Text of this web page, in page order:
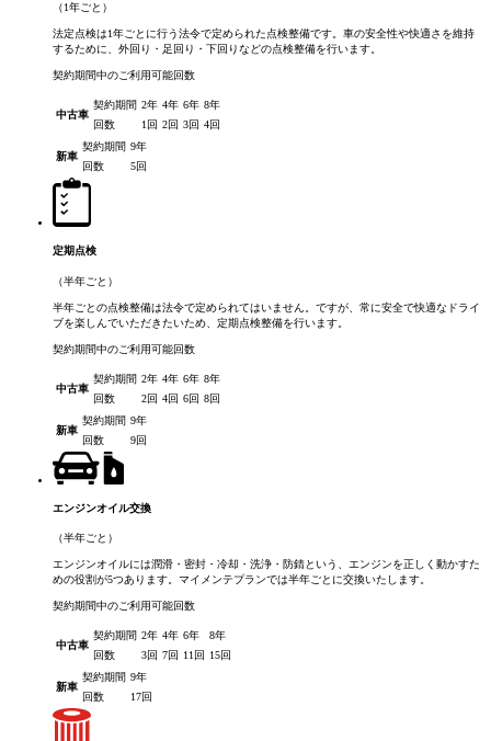
（1年ごと）
法定点検は1年ごとに行う法令で定められた点検整備です。車の安全性や快適さを維持
するために、外回り・足回り・下回りなどの点検整備を行います。
契約期間中のご利用可能回数
中古車
契約期間 2年 4年 6年 8年
回数
1回 2回 3回 4回
新車
契約期間 9年
回数
5回
定期点検
（半年ごと）
半年ごとの点検整備は法令で定められてはいません。ですが、常に安全で快適なドライ
ブを楽しんでいただきたいため、定期点検整備を行います。
契約期間中のご利用可能回数
中古車
契約期間 2年 4年 6年 8年
回数
2回 4回 6回 8回
新車
契約期間 9年
回数
9回
エンジンオイル交換
（半年ごと）
エンジンオイルには潤滑・密封・冷却・洗浄・防錆という、エンジンを正しく動かすた
めの役割が5つあります。マイメンテプランでは半年ごとに交換いたします。
契約期間中のご利用可能回数
中古車
契約期間 2年 4年 6年
8年
回数
3回 7回 11回 15回
新車
契約期間 9年
回数
17回